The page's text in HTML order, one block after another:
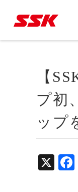
【
プ初
ップ
X